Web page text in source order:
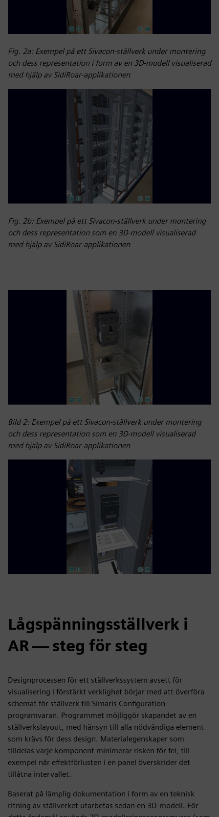
Fig. 2a: Exempel på ett Sivacon-ställverk under montering
och dess representation i form av en 3D-modell visualiserad
med hjälp av SidiRoar-applikationen
Fig. 2b: Exempel på ett Sivacon-ställverk under montering
och dess representation som en 3D-modell visualiserad
med hjälp av SidiRoar-applikationen
Bild 2: Exempel på ett Sivacon-ställverk under montering
och dess representation som en 3D-modell visualiserad
med hjälp av SidiRoar-applikationen
Lågspänningsställverk i
AR — steg för steg
Designprocessen för ett ställverkssystem avsett för
visualisering i förstärkt verklighet börjar med att överföra
schemat för ställverk till Simaris Configuration-
programvaran. Programmet möjliggör skapandet av en
ställverkslayout, med hänsyn till alla nödvändiga element
som krävs för dess design. Materialegenskaper som
tilldelas varje komponent minimerar risken för fel, till
exempel när effektförlusten i en panel överskrider det
tillåtna intervallet.
Baserat på lämplig dokumentation i form av en teknisk
ritning av ställverket utarbetas sedan en 3D-modell. För